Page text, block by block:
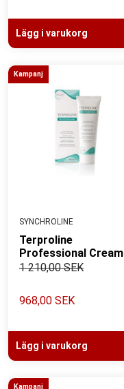
Lägg i varukorg
Kampanj
SYNCHROLINE
Terproline
Professional Cream
1 210,00 SEK
968,00 SEK
Lägg i varukorg
Kampanj